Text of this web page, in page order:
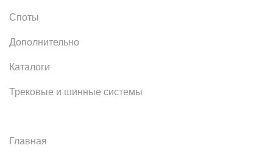
Споты
Дополнительно
Каталоги
Трековые и шинные системы
Главная